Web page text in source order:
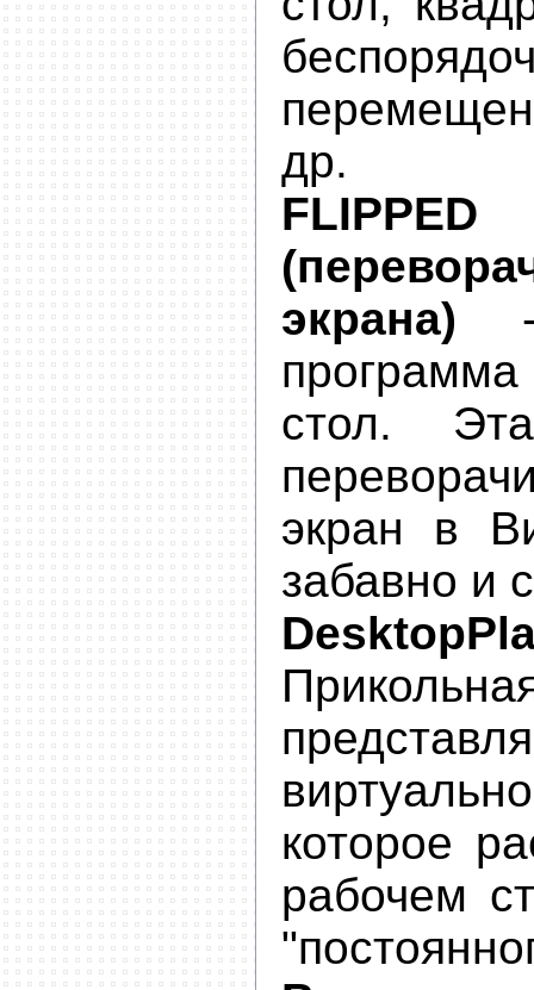
др.
FLIPPED
экрана) -
стол.
экран в
забавно и
которое
рабочем